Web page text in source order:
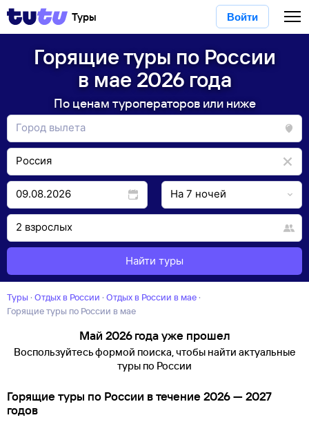
Туры Войти
Горящие туры по России
в мае 2026 года
По ценам туроператоров или ниже
Найти туры
Туры · Отдых в России · отдых в России в мае ·
Горящие туры по России в мае
Май 2026 года уже прошел
Воспользуйтесь формой поиска, чтобы найти актуальные
туры по России
Горящие туры по России в течение 2026 — 2027
годов